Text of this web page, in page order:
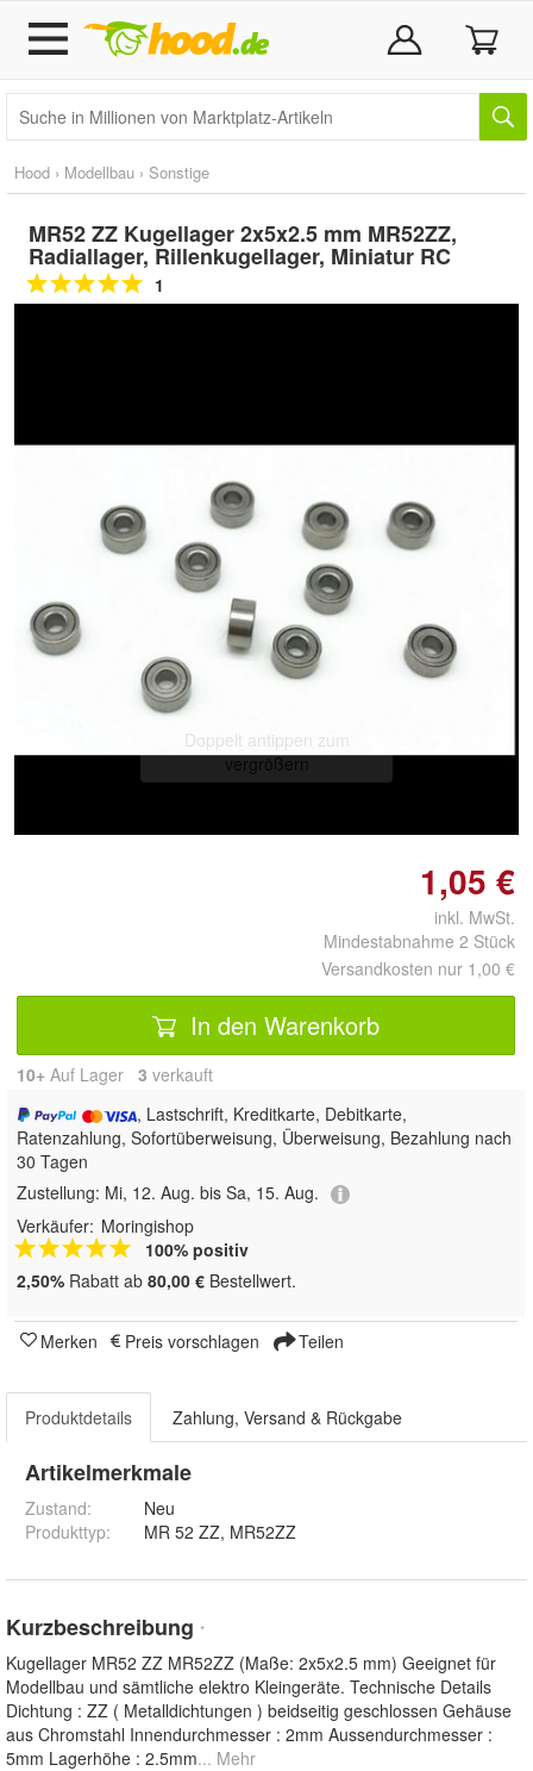
Hood › Modellbau › Sonstige
MR52 ZZ Kugellager 2x5x2.5 mm MR52ZZ,
Radiallager, Rillenkugellager, Miniatur RC
1
Doppelt antippen zum
vergrößern
1,05 €
inkl. MwSt.
Mindestabnahme 2 Stück
Versandkosten nur 1,00 €
In den Warenkorb
10+ Auf Lager 3 verkauft
, Lastschrift, Kreditkarte, Debitkarte,
Ratenzahlung, Sofortüberweisung, Überweisung, Bezahlung nach
30 Tagen
Zustellung: Mi, 12. Aug. bis Sa, 15. Aug.
Verkäufer: Moringishop
100% positiv
2,50% Rabatt ab 80,00 € Bestellwert.
Merken Preis vorschlagen Teilen
Produktdetails Zahlung, Versand & Rückgabe
Artikelmerkmale
Zustand:
Neu
Produkttyp: MR 52 ZZ, MR52ZZ
Kurzbeschreibung *
Kugellager MR52 ZZ MR52ZZ (Maße: 2x5x2.5 mm) Geeignet für
Modellbau und sämtliche elektro Kleingeräte. Technische Details
Dichtung : ZZ ( Metalldichtungen ) beidseitig geschlossen Gehäuse
aus Chromstahl Innendurchmesser : 2mm Aussendurchmesser :
5mm Lagerhöhe : 2.5mm... Mehr